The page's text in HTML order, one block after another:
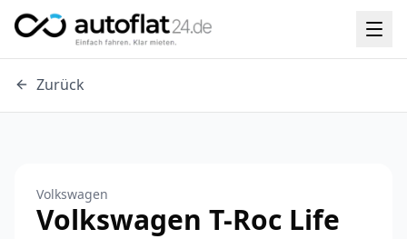
Zurück
Volkswagen
Volkswagen T-Roc Life